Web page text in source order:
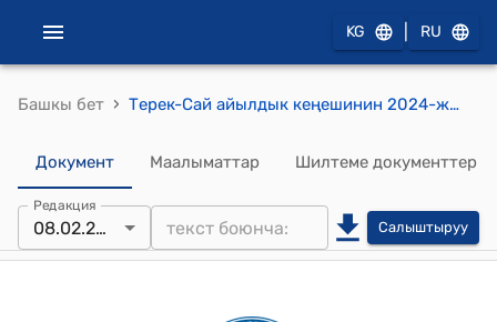
KG RU
Башкы бет › Терек-Сай айылдык кеңешинин 2024-жылынын 8-февралындагы №528 “Терек-Сай айыл аймагына караштуу айылдардагы турмуш шарты оор жарандарга материалдык жардам көрсөтүү жөнүндө” токтому
Документ Маалыматтар Шилтеме документтер
Редакция
08.02.2024 Салыштыруу